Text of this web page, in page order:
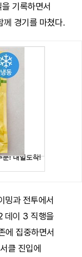
기록하면서
께 경기를 마쳤다.
밍과 전투에서
데이 3 직행을
에 집중하면서
클 진입에